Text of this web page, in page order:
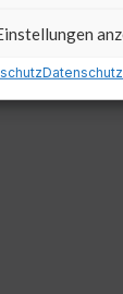
Datenschutz